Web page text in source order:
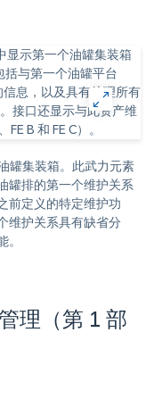
罐集装箱。此武力元素
罐排的第一个维护关系
前定义的特定维护功
维护关系具有缺省分
理（第 1 部